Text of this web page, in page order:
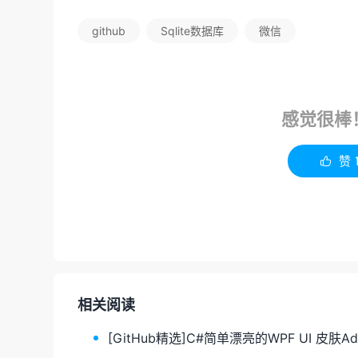
github Sqlite数据库 微信
感觉很棒
 赞
相关阅读
[GitHub精选]C#简单漂亮的WPF UI 皮肤